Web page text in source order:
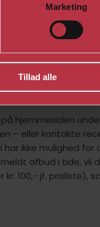
Marketing
Tillad alle
morgenhold med
før inden kl. 21.
for
som starter
Reformerhold som
samme dag.
hjemmesiden
– eller kontakte
har ikke mulighed
afbud i tide, vil
100,- jf. prisliste),